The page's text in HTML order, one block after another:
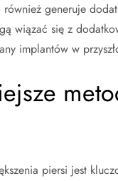
generuje
wiązać się z
implantów w
piersi jest